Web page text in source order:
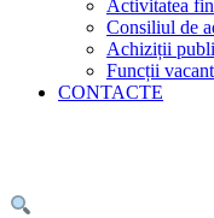
Activitatea
Consiliul de
Achiziții
Funcții
CONTACTE